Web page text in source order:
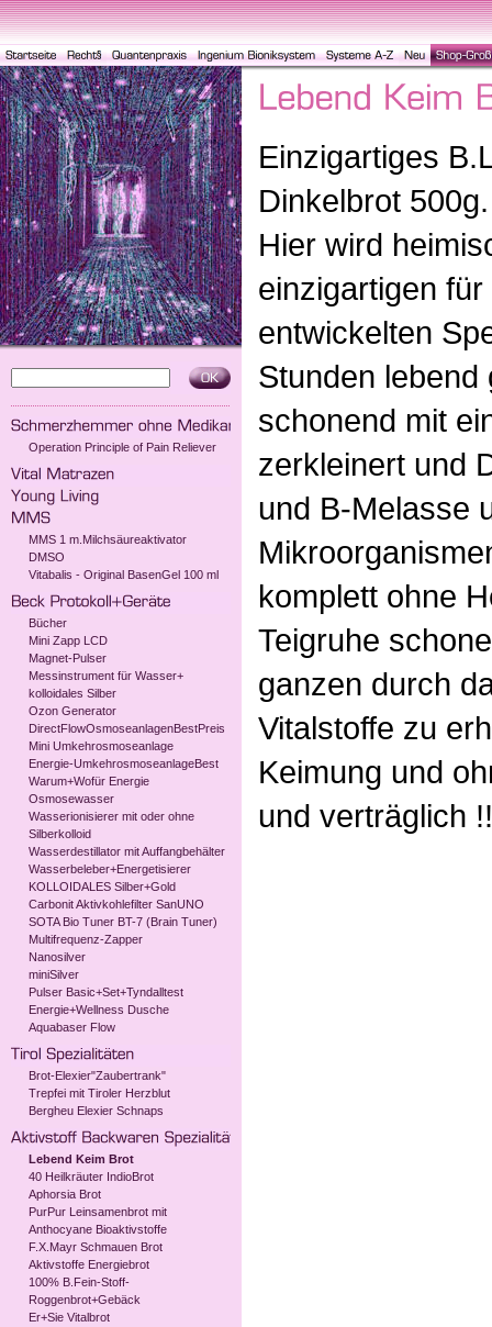
Operation Principle of Pain Reliever
MMS 1 m.Milchsäureaktivator
DMSO
Vitabalis - Original BasenGel 100 ml
Bücher
Mini Zapp LCD
Magnet-Pulser
Messinstrument für Wasser+
kolloidales Silber
Ozon Generator
DirectFlowOsmoseanlagenBestPreis
Mini Umkehrosmoseanlage
Energie-UmkehrosmoseanlageBest
Warum+Wofür Energie
Osmosewasser
Wasserionisierer mit oder ohne
Silberkolloid
Wasserdestillator mit Auffangbehälter
Wasserbeleber+Energetisierer
KOLLOIDALES Silber+Gold
Carbonit Aktivkohlefilter SanUNO
SOTA Bio Tuner BT-7 (Brain Tuner)
Multifrequenz-Zapper
Nanosilver
miniSilver
Pulser Basic+Set+Tyndalltest
Energie+Wellness Dusche
Aquabaser Flow
Brot-Elexier"Zaubertrank"
Trepfei mit Tiroler Herzblut
Bergheu Elexier Schnaps
Lebend Keim Brot
40 Heilkräuter IndioBrot
Aphorsia Brot
PurPur Leinsamenbrot mit
Anthocyane Bioaktivstoffe
F.X.Mayr Schmauen Brot
Aktivstoffe Energiebrot
100% B.Fein-Stoff-
Roggenbrot+Gebäck
Er+Sie Vitalbrot
Einzigartiges
Dinkelbrot 500g.
Hier wird
einzigartigen
entwickelten
Stunden lebend
schonend mit
zerkleinert und
und B-Melasse
komplett ohne
Teigruhe
ganzen durch
Vitalstoffe zu
Keimung und
und verträglich !!